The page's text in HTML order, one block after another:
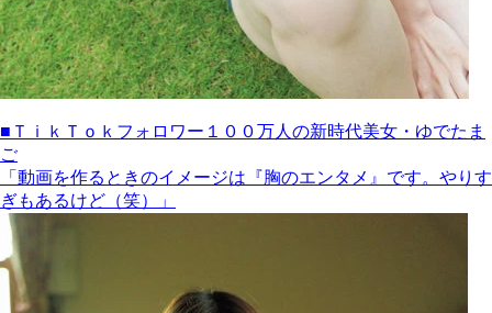
■ＴｉｋＴｏｋフォロワー１００万人の新時代美女・ゆでたま
ご
「動画を作るときのイメージは『胸のエンタメ』です。やりす
ぎもあるけど（笑）」